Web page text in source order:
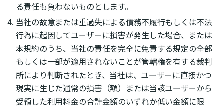
る責任も負わないものとします。
当社の故意または重過失による債務不履行もしくは不法
行為に起因してユーザーに損害が発生した場合、または
本規約のうち、当社の責任を完全に免責する規定の全部
もしくは一部が適用されないことが管轄権を有する裁判
所により判断されたとき、当社は、ユーザーに直接かつ
現実に生じた通常の損害（額）または当該ユーザーから
受領した利用料金の合計金額のいずれか低い金額に限